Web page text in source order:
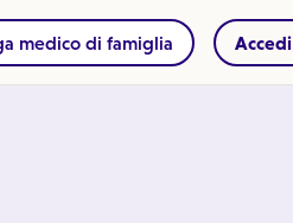
medico di famiglia Accedi